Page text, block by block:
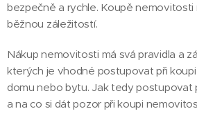
bezpečně a rychle. Koupě nemovitosti
běžnou záležitostí.
Nákup nemovitosti má svá pravidla a
kterých je vhodné postupovat při
domu nebo bytu. Jak tedy postupovat
a na co si dát pozor při koupi